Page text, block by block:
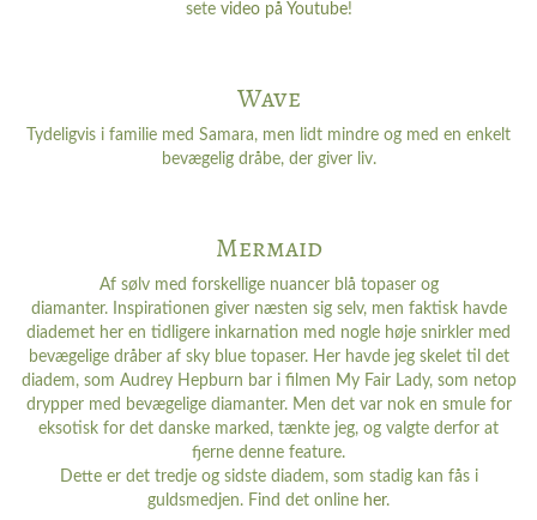
sete video på Youtube!
Wave
Tydeligvis i familie med Samara, men lidt mindre og med en enkelt
bevægelig dråbe, der giver liv.
Mermaid
Af sølv med forskellige nuancer blå topaser og
diamanter. Inspirationen giver næsten sig selv, men faktisk havde
diademet her en tidligere inkarnation med nogle høje snirkler med
bevægelige dråber af sky blue topaser. Her havde jeg skelet til det
diadem, som Audrey Hepburn bar i filmen My Fair Lady, som netop
drypper med bevægelige diamanter. Men det var nok en smule for
eksotisk for det danske marked, tænkte jeg, og valgte derfor at
fjerne denne feature.
Dette er det tredje og sidste diadem, som stadig kan fås i
guldsmedjen. Find det online her.